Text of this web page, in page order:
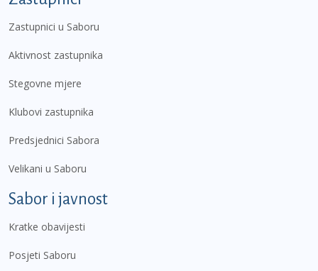
Zastupnici u Saboru
Aktivnost zastupnika
Stegovne mjere
Klubovi zastupnika
Predsjednici Sabora
Velikani u Saboru
Sabor i javnost
Kratke obavijesti
Posjeti Saboru